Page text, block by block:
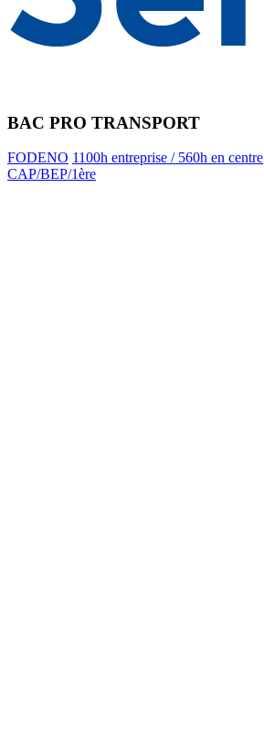
BAC PRO TRANSPORT
FODENO 1100h entreprise / 560h en centre
CAP/BEP/1ère